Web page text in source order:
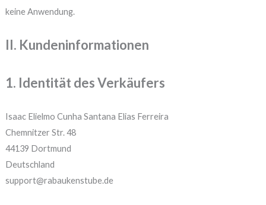
keine Anwendung.
II. Kundeninformationen
1. Identität des Verkäufers
Isaac Elielmo Cunha Santana Elias Ferreira
Chemnitzer Str. 48
44139 Dortmund
Deutschland
support@rabaukenstube.de